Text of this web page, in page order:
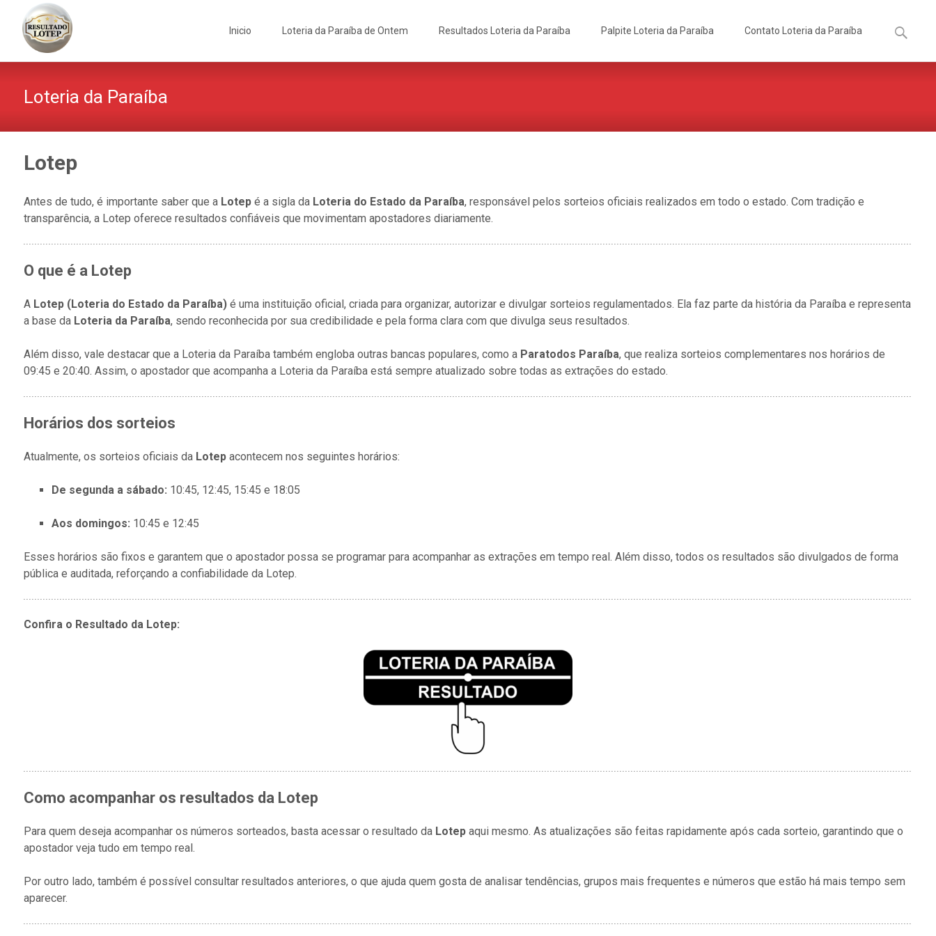
Inicio Loteria da Paraíba de Ontem Resultados Loteria da Paraíba Palpite Loteria da Paraíba Contato Loteria da Paraíba
por:
Loteria da Paraíba
Lotep
Antes de tudo, é importante saber que a Lotepé a sigla da Loteria do Estado da Paraíba, responsável pelos sorteios oficiais realizados em todo o estado. Com tradição e
transparência, a Lotep oferece resultados confiáveis que movimentam apostadores diariamente.
O que é a Lotep
A Lotep (Loteria do Estado da Paraíba)é uma instituição oficial, criada para organizar, autorizar e divulgar sorteios regulamentados. Ela faz parte da história da Paraíba e representa
a base da Loteria da Paraíba, sendo reconhecida por sua credibilidade e pela forma clara com que divulga seus resultados.
Além disso, vale destacar que a Loteria da Paraíba também engloba outras bancas populares, como a Paratodos Paraíba, que realiza sorteios complementares nos horários de
09:45 e 20:40. Assim, o apostador que acompanha a Loteria da Paraíba está sempre atualizado sobre todas as extrações do estado.
Horários dos sorteios
Atualmente, os sorteios oficiais da Lotepacontecem nos seguintes horários:
De segunda a sábado: 10:45, 12:45, 15:45 e 18:05
Aos domingos: 10:45 e 12:45
Esses horários são fixos e garantem que o apostador possa se programar para acompanhar as extrações em tempo real. Além disso, todos os resultados são divulgados de forma
pública e auditada, reforçando a confiabilidade da Lotep.
Confira o Resultado da Lotep:
Como acompanhar os resultados da Lotep
Para quem deseja acompanhar os números sorteados, basta acessar o resultado da Lotepaqui mesmo. As atualizações são feitas rapidamente após cada sorteio, garantindo que o
apostador veja tudo em tempo real.
Por outro lado, também é possível consultar resultados anteriores, o que ajuda quem gosta de analisar tendências, grupos mais frequentes e números que estão há mais tempo sem
aparecer.